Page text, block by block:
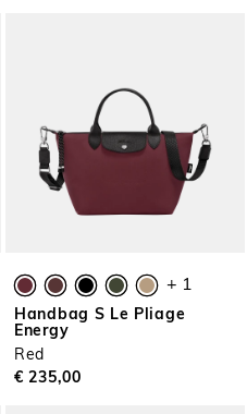
+ 1
Handbag S Le Pliage
Energy
Red
€ 235,00